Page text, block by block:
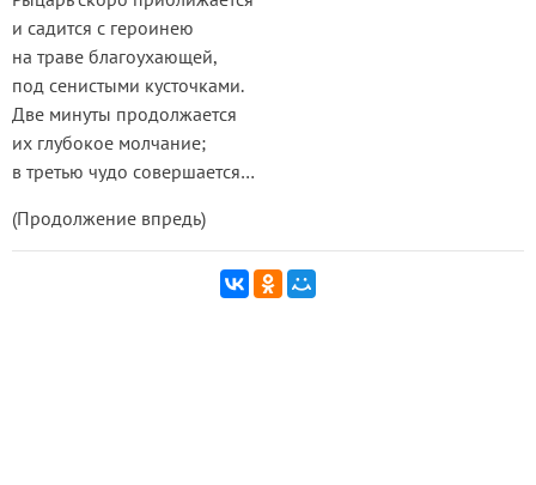
и садится с героинею
на траве благоухающей,
под сенистыми кусточками.
Две минуты продолжается
их глубокое молчание;
в третью чудо совершается…
(Продолжение впредь)